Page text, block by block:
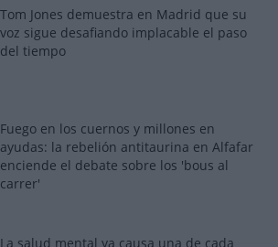
Tom Jones demuestra en Madrid que su
voz sigue desafiando implacable el paso
del tiempo
Fuego en los cuernos y millones en
ayudas: la rebelión antitaurina en Alfafar
enciende el debate sobre los 'bous al
carrer'
La salud mental ya causa una de cada